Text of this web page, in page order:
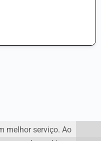
melhor serviço. Ao